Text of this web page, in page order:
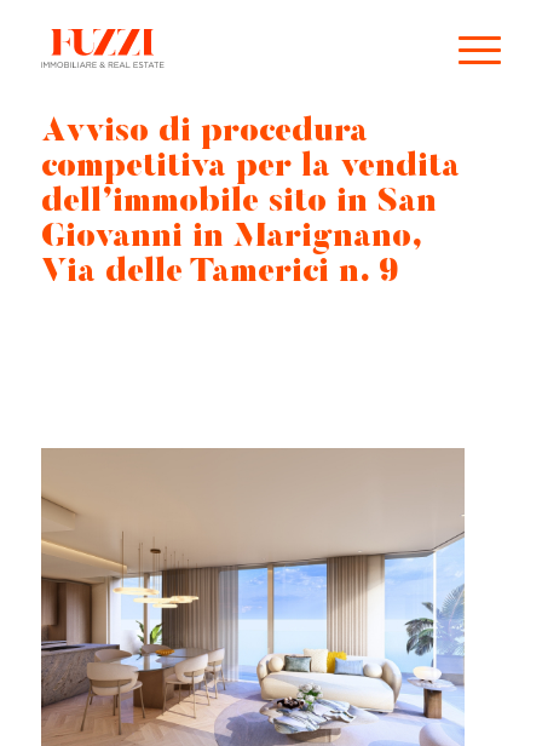
Avviso di procedura
competitiva per la vendita
dell’immobile sito in San
Giovanni in Marignano,
Via delle Tamerici n. 9